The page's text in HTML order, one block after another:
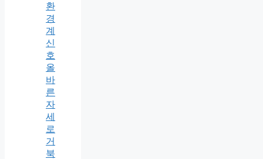
환
경
계
신
호
올
바
른
자
세
로
거
북